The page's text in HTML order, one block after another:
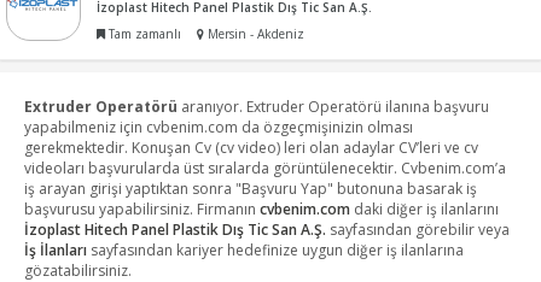
İzoplast Hitech Panel Plastik Dış Tic San A.Ş.
Tam zamanlı
Mersin - Akdeniz
Extruder Operatörü aranıyor. Extruder Operatörü ilanına başvuru
yapabilmeniz için cvbenim.com da özgeçmişinizin olması
gerekmektedir. Konuşan Cv (cv video) leri olan adaylar CV’leri ve cv
videoları başvurularda üst sıralarda görüntülenecektir. Cvbenim.com’a
iş arayan girişi yaptıktan sonra "Başvuru Yap" butonuna basarak iş
başvurusu yapabilirsiniz. Firmanın cvbenim.com daki diğer iş ilanlarını
İzoplast Hitech Panel Plastik Dış Tic San A.Ş. sayfasından görebilir veya
İş İlanları sayfasından kariyer hedefinize uygun diğer iş ilanlarına
gözatabilirsiniz.